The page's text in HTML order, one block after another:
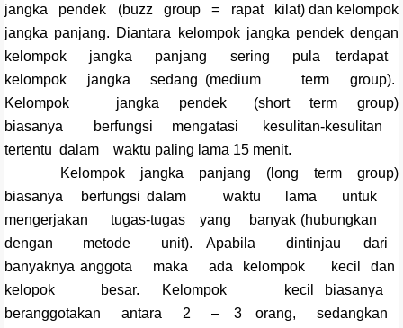
jangka pendek (buzz group = rapat kilat) dan kelompok
jangka panjang. Diantara kelompok jangka pendek dengan
kelompok jangka panjang sering pula terdapat
kelompok jangka sedang (medium term group).
Kelompok jangka pendek (short term group)
biasanya berfungsi mengatasi kesulitan-kesulitan
tertentu dalam waktu paling lama 15 menit.
Kelompok jangka panjang (long term group)
biasanya berfungsi dalam waktu lama untuk
mengerjakan tugas-tugas yang banyak (hubungkan
dengan metode unit). Apabila dintinjau dari
banyaknya anggota maka ada kelompok kecil dan
kelopok besar. Kelompok kecil biasanya
beranggotakan antara 2 – 3 orang, sedangkan